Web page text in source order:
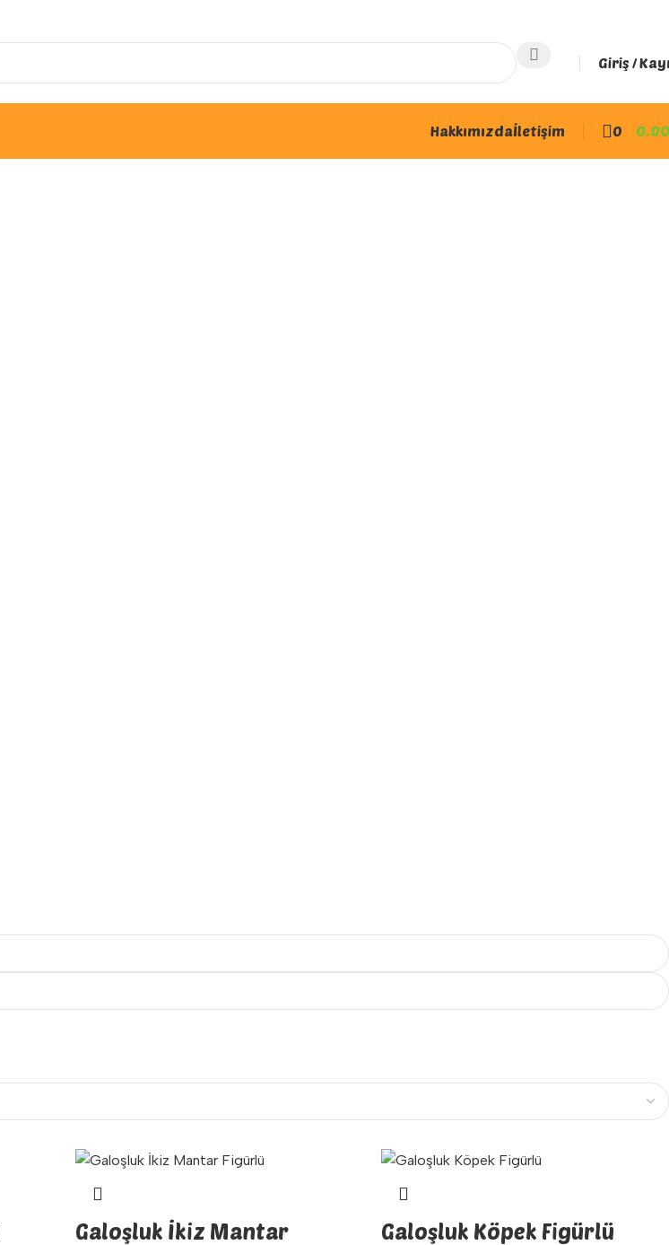
Giriş /
Hakkımızdaİletişim 0 0.00
Galoşluk İkiz Mantar
Galoşluk Köpek Figürlü